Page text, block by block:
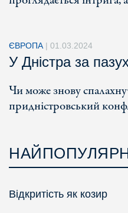
ЄВРОПА | 01.03.2024
У Дністра за
Чи може знову
придністровський
Відкритість як козир